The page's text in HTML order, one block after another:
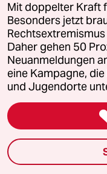
Reisen
Kantine
Shop
Anzeigen
Fragen & Hilfe
Mit doppelter Kraft
Besonders jetzt
Daher gehen 50
Neuanmeldungen
eine Kampagne,
und Jugendorte